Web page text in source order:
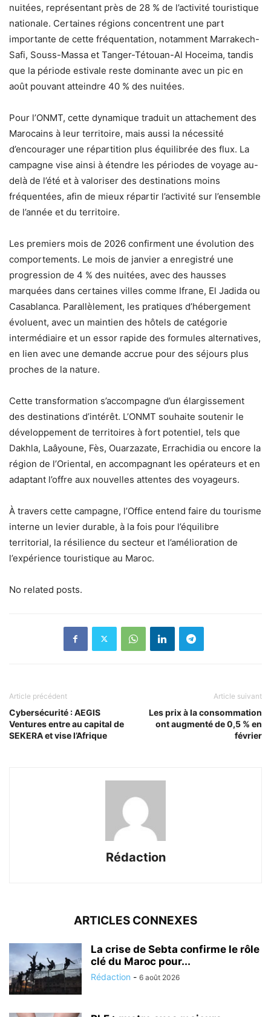
nuitées, représentant près de 28 % de l’activité touristique
nationale. Certaines régions concentrent une part
importante de cette fréquentation, notamment Marrakech-
Safi, Souss-Massa et Tanger-Tétouan-Al Hoceima, tandis
que la période estivale reste dominante avec un pic en
août pouvant atteindre 40 % des nuitées.
Pour l’ONMT, cette dynamique traduit un attachement des
Marocains à leur territoire, mais aussi la nécessité
d’encourager une répartition plus équilibrée des flux. La
campagne vise ainsi à étendre les périodes de voyage au-
delà de l’été et à valoriser des destinations moins
fréquentées, afin de mieux répartir l’activité sur l’ensemble
de l’année et du territoire.
Les premiers mois de 2026 confirment une évolution des
comportements. Le mois de janvier a enregistré une
progression de 4 % des nuitées, avec des hausses
marquées dans certaines villes comme Ifrane, El Jadida ou
Casablanca. Parallèlement, les pratiques d’hébergement
évoluent, avec un maintien des hôtels de catégorie
intermédiaire et un essor rapide des formules alternatives,
en lien avec une demande accrue pour des séjours plus
proches de la nature.
Cette transformation s’accompagne d’un élargissement
des destinations d’intérêt. L’ONMT souhaite soutenir le
développement de territoires à fort potentiel, tels que
Dakhla, Laâyoune, Fès, Ouarzazate, Errachidia ou encore la
région de l’Oriental, en accompagnant les opérateurs et en
adaptant l’offre aux nouvelles attentes des voyageurs.
À travers cette campagne, l’Office entend faire du tourisme
interne un levier durable, à la fois pour l’équilibre
territorial, la résilience du secteur et l’amélioration de
l’expérience touristique au Maroc.
No related posts.
Article précédent
Cybersécurité : AEGIS
Ventures entre au capital de
SEKERA et vise l’Afrique
Article suivant
Les prix à la consommation
ont augmenté de 0,5 % en
février
Rédaction
ARTICLES CONNEXES
La crise de Sebta confirme le rôle
clé du Maroc pour...
Rédaction - 6 août 2026